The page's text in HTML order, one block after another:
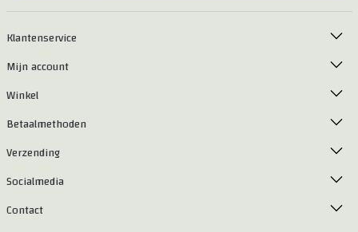
Klantenservice
Mijn account
Winkel
Betaalmethoden
Verzending
Socialmedia
Contact